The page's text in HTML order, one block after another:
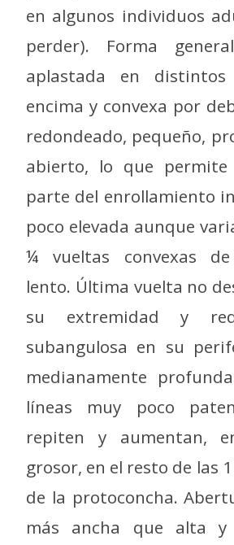
en algunos individuos
perder). Forma
aplastada en
encima y convexa por
redondeado, pequeño,
abierto, lo que
parte del enrollamiento
poco elevada aunque
¼ vueltas convexas de
lento. Última vuelta no
su extremidad y
subangulosa en su
medianamente
líneas muy poco
repiten y aumentan,
grosor, en el resto de las
de la protoconcha.
más ancha que alta y